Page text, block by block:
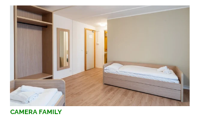
CAMERA FAMILY